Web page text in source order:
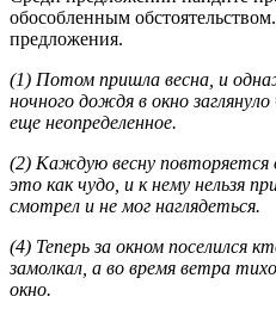
обособленным
предложения.
(1) Потом пришла весна, и
ночного дождя в окно
еще неопределенное.
(2) Каждую весну
это как чудо, и к нему нельзя
смотрел и не мог наглядеться.
(4) Теперь за окном поселился
замолкал, а во время ветра
окно.